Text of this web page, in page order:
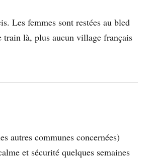
Les femmes sont restées au bled
train là, plus aucun village français
autres communes concernées)
et sécurité quelques semaines